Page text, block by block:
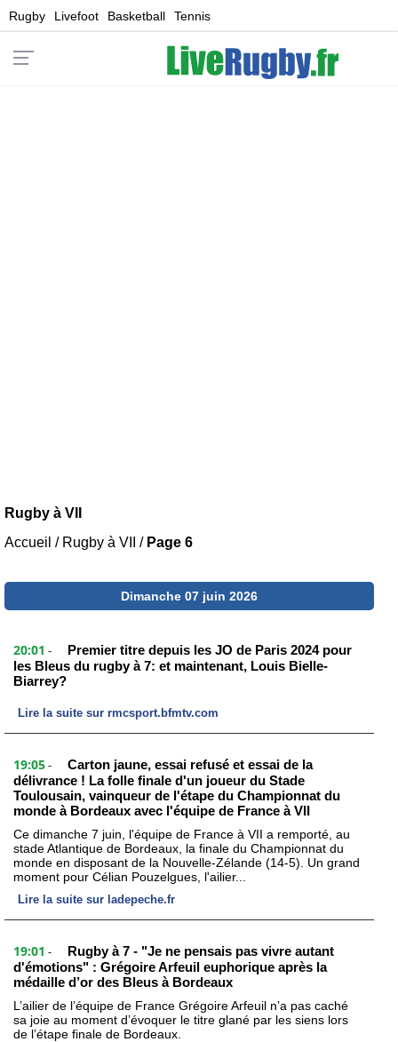
Rugby Livefoot Basketball Tennis
Rugby à VII
Accueil / Rugby à VII / Page 6
Dimanche 07 juin 2026
20:01 -
Premier titre depuis les JO de Paris 2024 pour
les Bleus du rugby à 7: et maintenant, Louis Bielle-
Biarrey?
Lire la suite sur rmcsport.bfmtv.com
19:05 -
Carton jaune, essai refusé et essai de la
délivrance ! La folle finale d'un joueur du Stade
Toulousain, vainqueur de l'étape du Championnat du
monde à Bordeaux avec l'équipe de France à VII
Ce dimanche 7 juin, l'équipe de France à VII a remporté, au
stade Atlantique de Bordeaux, la finale du Championnat du
monde en disposant de la Nouvelle-Zélande (14-5). Un grand
moment pour Célian Pouzelgues, l'ailier...
Lire la suite sur ladepeche.fr
19:01 -
Rugby à 7 - "Je ne pensais pas vivre autant
d'émotions" : Grégoire Arfeuil euphorique après la
médaille d’or des Bleus à Bordeaux
L’ailier de l’équipe de France Grégoire Arfeuil n’a pas caché
sa joie au moment d’évoquer le titre glané par les siens lors
de l’étape finale de Bordeaux.